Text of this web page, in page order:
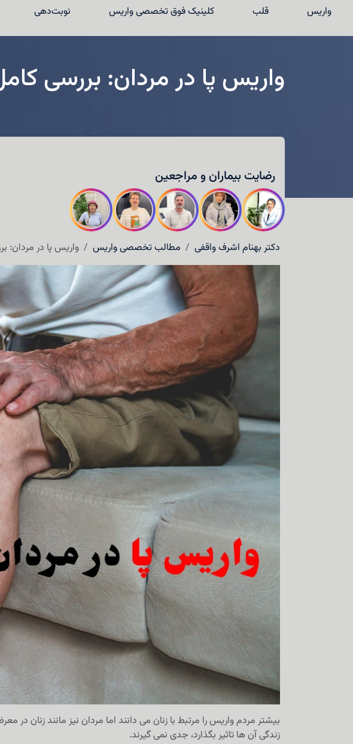
واریس قلب کلینیک فوق تخصصی واریس نوبت‌دهی
کلینیک فوق تخصصی واریس
نوبت‌دهی
واریس پا در مردان: بررسی
رضایت بیماران و مراجعین
دکتر بهنام اشرف واقفی مطالب تخصصی واریس واریس پا در مردان:
بیشتر مردم واریس را مرتبط با زنان می دانند اما مردان نیز مانند زنان
زندگی آن ها تاثیر بگذارد، جدی نمی گیرند.